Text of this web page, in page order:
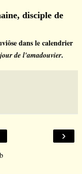
disciple de
dans lecalendrier
jour de l'amadouvier.
›